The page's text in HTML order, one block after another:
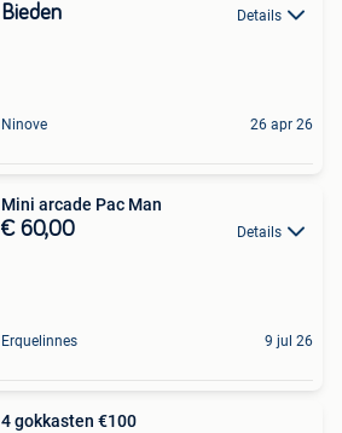
Bieden Details
Ninove 26 apr 26
Mini arcade Pac Man
€ 60,00 Details
Erquelinnes 9 jul 26
4 gokkasten €100